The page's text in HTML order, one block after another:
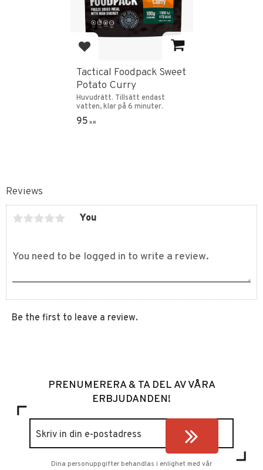
Reviews
You
Be the first to leave a review.
Add to favorites
Tactical Foodpack Sweet
Potato Curry
Huvudrätt. Tillsätt endast
vatten, klar på 6 minuter.
95 KR
PRENUMERERA & TA DEL AV VÅRA
ERBJUDANDEN!
Dina personuppgifter behandlas i enlighet med vår